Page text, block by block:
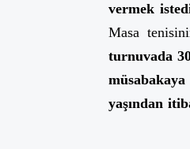
vermek
Masa
turnuvada
yaşından